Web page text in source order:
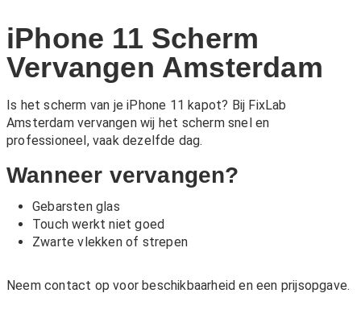
iPhone 11 Scherm
Vervangen Amsterdam
Is het scherm van je iPhone 11 kapot? Bij FixLab
Amsterdam vervangen wij het scherm snel en
professioneel, vaak dezelfde dag.
Wanneer vervangen?
Gebarsten glas
Touch werkt niet goed
Zwarte vlekken of strepen
Neem contact op voor beschikbaarheid en een prijsopgave.